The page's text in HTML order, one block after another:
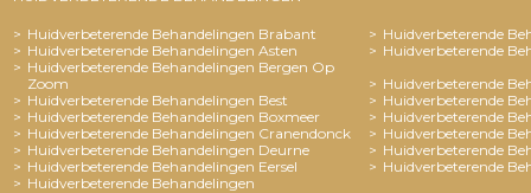
Huidverbeterende Behandelingen Brabant
Huidverbeterende
Huidverbeterende Behandelingen Asten
Huidverbeterende
Huidverbeterende Behandelingen Bergen Op
Zoom
Huidverbeterende
Huidverbeterende Behandelingen Best
Huidverbeterende
Huidverbeterende Behandelingen Boxmeer
Huidverbeterende
Huidverbeterende Behandelingen Cranendonck
Huidverbeterende
Huidverbeterende Behandelingen Deurne
Huidverbeterende
Huidverbeterende Behandelingen Eersel
Huidverbeterende
Huidverbeterende Behandelingen